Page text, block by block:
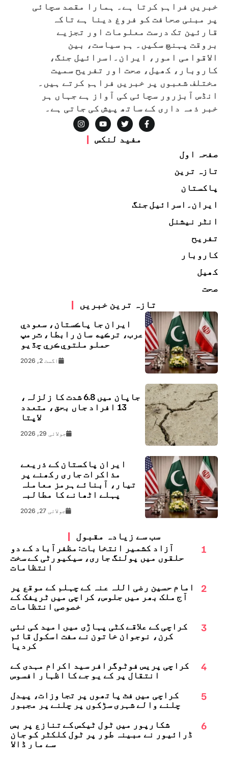
خبریں فراہم کرتا ہے۔ ہمارا مقصد سچائی
پر مبنی صحافت کو فروغ دینا ہے تاکہ
قارئین تک درست معلومات اور تجزیے
بروقت پہنچ سکیں۔ ہم سیاست، بین
الاقوامی امور، ایران۔اسرائیل جنگ،
کاروبار، کھیل، صحت اور تفریح سمیت
مختلف شعبوں پر خبریں فراہم کرتے ہیں۔
انڈس آبزرور سچائی کی آواز ہے جہاں ہر
خبر ذمہ داری کے ساتھ پیش کی جاتی ہے۔
مفید لنکس
صفحہ اول
تازہ ترین
پاکستان
ایران۔اسرائیل جنگ
انٹر نیشنل
تفریح
کاروبار
کھیل
صحت
تازہ ترین خبریں
ايران جا پاڪستان، سعودي
عرب، ترڪيه سان رابطا، ٽرمپ
حملو ملتوي ڪري ڇڏيو
اگست 2, 2026
جاپان میں 6.8 شدت کا زلزلہ،
13 افراد جاں بحق، متعدد
لاپتا
جولائی 29, 2026
ایران پاکستان کے ذریعے
مذاکرات جاری رکھنے پر
تیار، آبنائے ہرمز معاملہ
پہلے اٹھانے کا مطالبہ
جولائی 27, 2026
سب سے زیادہ مقبول
1
آزاد کشمیر انتخابات: مظفرآباد کے دو
حلقوں میں پولنگ جاری، سیکیورٹی کے سخت
انتظامات
2
امام حسین رضی اللہ عنہ کے چہلم کے موقع پر
آج ملک بھر میں جلوس، کراچی میں ٹریفک کے
خصوصی انتظامات
3
کراچی کے علاقے کٹی پہاڑی میں امید کی نئی
کرن، نوجوان خاتون نے مفت اسکول قائم
کردیا
4
کراچی پریس فوٹوگرافر سید اکرام مہدی کے
انتقال پر کے یو جے کا اظہارِ افسوس
5
کراچی میں فٹ پاتھوں پر تجاوزات، پیدل
چلنے والے شہری سڑکوں پر چلنے پر مجبور
6
شکارپور میں ٹول ٹیکس کے تنازع پر بس
ڈرائیور نے مبینہ طور پر ٹول کلکٹر کو جان
سے مار ڈالا